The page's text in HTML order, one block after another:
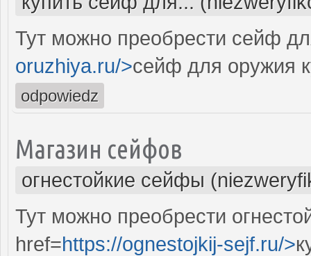
Тут можно преобрести сейф
oruzhiya.ru/>сейф для оружия
odpowiedz
Магазин сейфов
огнестойкие сейфы
Тут можно преобрести
href=https://ognestojkij-sejf.ru/>